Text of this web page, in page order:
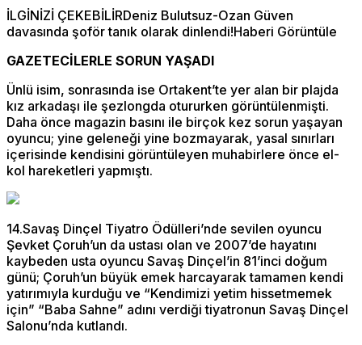
İLGİNİZİ ÇEKEBİLİRDeniz Bulutsuz-Ozan Güven
davasında şoför tanık olarak dinlendi!Haberi Görüntüle
GAZETECİLERLE SORUN YAŞADI
Ünlü isim, sonrasında ise Ortakent’te yer alan bir plajda
kız arkadaşı ile şezlongda otururken görüntülenmişti.
Daha önce magazin basını ile birçok kez sorun yaşayan
oyuncu; yine geleneği yine bozmayarak, yasal sınırları
içerisinde kendisini görüntüleyen muhabirlere önce el-
kol hareketleri yapmıştı.
14.Savaş Dinçel Tiyatro Ödülleri’nde sevilen oyuncu
Şevket Çoruh’un da ustası olan ve 2007’de hayatını
kaybeden usta oyuncu Savaş Dinçel’in 81’inci doğum
günü; Çoruh’un büyük emek harcayarak tamamen kendi
yatırımıyla kurduğu ve “Kendimizi yetim hissetmemek
için” “Baba Sahne” adını verdiği tiyatronun Savaş Dinçel
Salonu’nda kutlandı.